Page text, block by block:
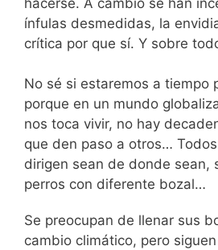
ínfulas desmedidas, la
crítica por que sí. Y sobre
No sé si estaremos a tiempo
porque en un mundo
nos toca vivir, no hay
que den paso a otros…
dirigen sean de donde sean,
perros con diferente bozal…
Se preocupan de llenar sus
cambio climático, pero